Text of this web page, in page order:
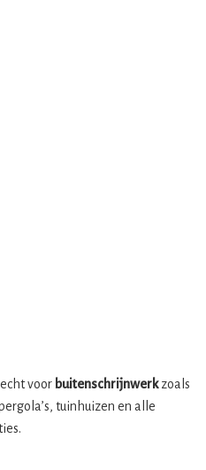
voor buitenschrijnwerkzoals
tuinhuizen en alle